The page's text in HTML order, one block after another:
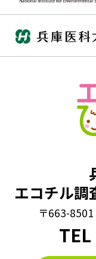
エコチル調
〒663-
TEL